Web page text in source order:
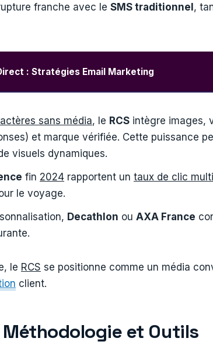
franche avec le SMS traditionnel,
: Stratégies Email Marketing
sans média, le RCS intègre images,
et marque vérifiée. Cette puissance
visuels dynamiques.
fin 2024 rapportent un taux de clic
le voyage.
Decathlon ou AXA France
le RCS se positionne comme un média
client.
Méthodologie et Outils